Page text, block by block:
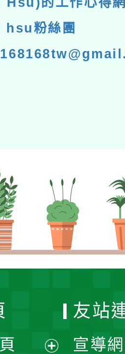
粉絲團
友站
宣導